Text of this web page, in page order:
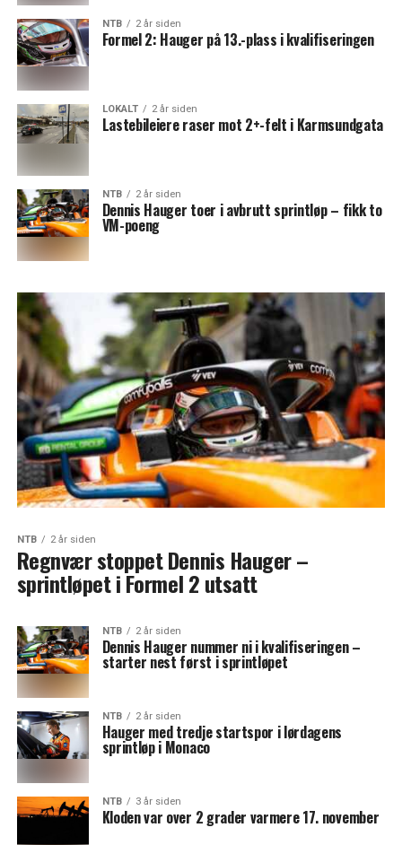
NTB 2 år siden
Formel 2: Hauger på 13.-plass i kvalifiseringen
LOKALT 2 år siden
Lastebileiere raser mot 2+-felt i Karmsundgata
NTB 2 år siden
Dennis Hauger toer i avbrutt sprintløp – fikk to
VM-poeng
NTB 2 år siden
Regnvær stoppet Dennis Hauger –
sprintløpet i Formel 2 utsatt
NTB 2 år siden
Dennis Hauger nummer ni i kvalifiseringen –
starter nest først i sprintløpet
NTB 2 år siden
Hauger med tredje startspor i lørdagens
sprintløp i Monaco
NTB 3 år siden
Kloden var over 2 grader varmere 17. november